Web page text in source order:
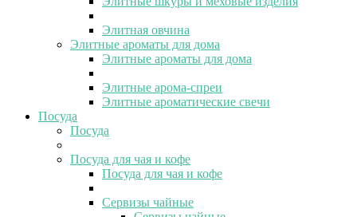
Элитная овчина
Элитные ароматы для дома
Элитные ароматы для дома
Элитные арома-спреи
Элитные ароматические свечи
Посуда
Посуда
Посуда для чая и кофе
Посуда для чая и кофе
Сервизы чайные